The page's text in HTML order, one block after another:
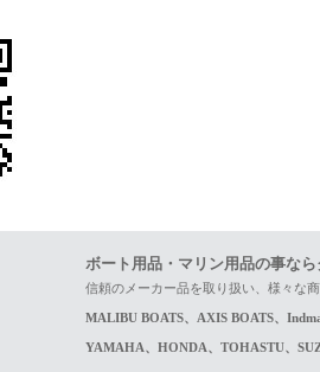
ボート用品・マリン用品の事な
信頼のメーカー品を取り扱い、様々な
MALIBU BOATS、AXIS BOATS、
YAMAHA、HONDA、TOHASTU、